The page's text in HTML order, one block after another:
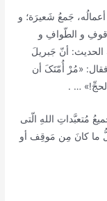
جَمعُ شَعیرَة؛ و
و الطّوافِ و
الحدیث: أنّ جَبریلَ
«مُرْ أُمّتَکَ أن
الحجِّ!» … .
مُتعبَّداتِ اللهِ الّتی
کلُّ ما کانَ مِن مَوقِف أو